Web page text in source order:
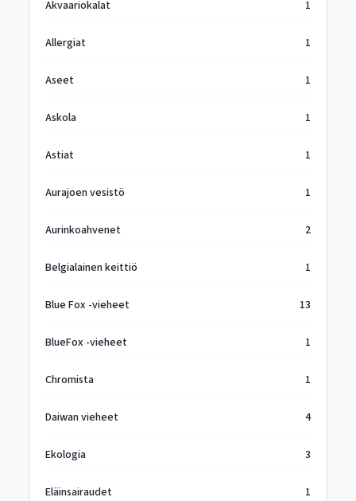
Akvaariokalat 1
Allergiat 1
Aseet 1
Askola 1
Astiat 1
Aurajoen vesistö 1
Aurinkoahvenet 2
Belgialainen keittiö 1
Blue Fox -vieheet 13
BlueFox -vieheet 1
Chromista 1
Daiwan vieheet 4
Ekologia 3
Eläinsairaudet 1